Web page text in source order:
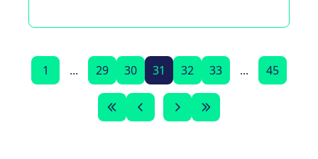
1 ... 29 30 31 32 33 ... 45